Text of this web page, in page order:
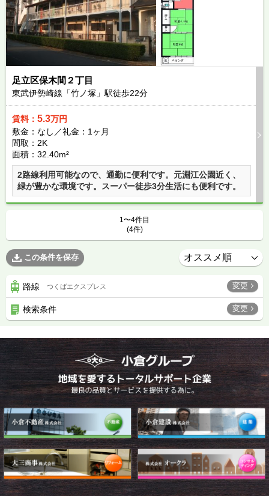
足立区保木間２丁目
東武伊勢崎線「竹ノ塚」駅徒歩22分
賃料： 5.3万円
敷金：なし／礼金：1ヶ月
間取：2K
面積：32.40m²
2路線利用可能なので、通勤に便利です。元淵江公園近く、
緑が豊かな環境です。スーパー徒歩3分生活にも便利です。
1〜4件目
(4件)
この条件を保存
路線 つくばエクスプレス 変更
検索条件 変更